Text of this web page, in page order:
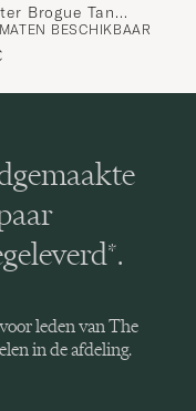
Brogue Tan
Calf
BESCHIKBAAR
leden van The
in de afdeling.